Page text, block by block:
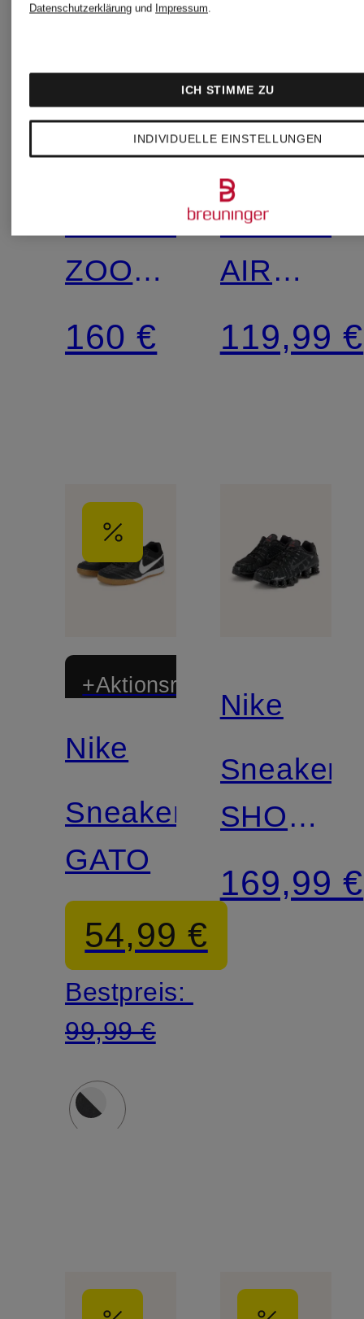
Nike
ZOOM
VOMERO
5
160 €
Nike
Sneaker
AIR
FORCE
1 '07
119,99 €
+Aktionsrabatt
Nike
Sneaker
GATO
54,99 €
Bestpreis:
99,99 €
Nike
Sneaker
SHOX
TL
169,99 €
Datenschutzerklärung und Impressum.
INDIVIDUELLE EINSTELLUNGEN
ICH STIMME ZU